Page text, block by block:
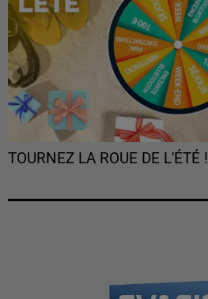
TOURNEZ LA ROUE DE L'ÉTÉ !